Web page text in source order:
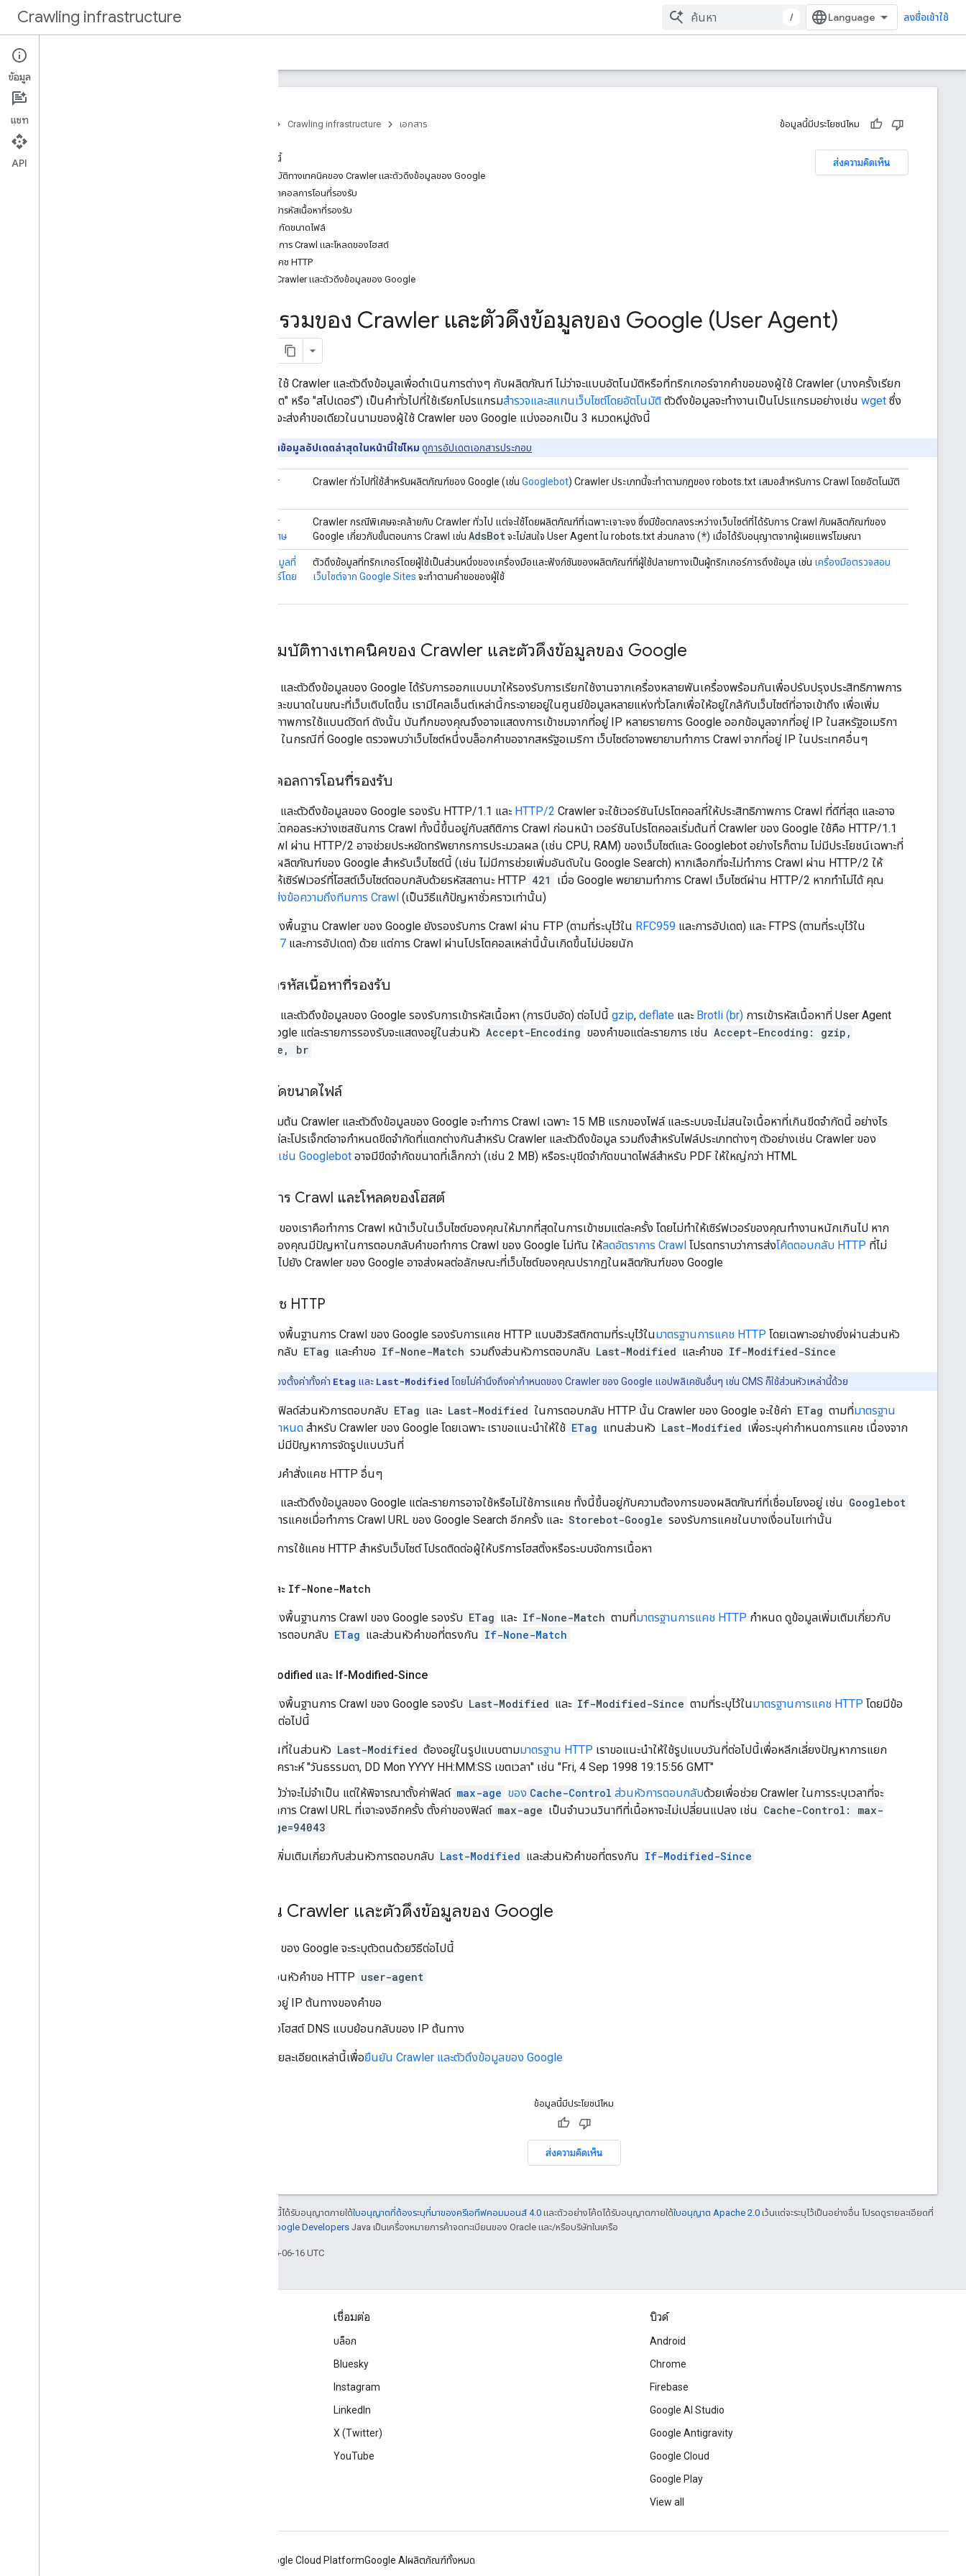
Crawling infrastructure / ลงชื่อเข้าใช้
บทนำ
วิธีการ…
ยืนยันคำขอจาก Google
Crawling infrastructure เอกสาร ข้อมูลนี้มีประโยชน์ไหม
ส่งความคิดเห็น
ในหน้านี้
คุณสมบัติทางเทคนิคของ Crawler และตัวดึงข้อมูลของ Google
โปรโตคอลการโอนที่รองรับ
การเข้ารหัสเนื้อหาที่รองรับ
ขีดจำกัดขนาดไฟล์
อัตราการ Crawl และโหลดของโฮสต์
การแคช HTTP
ยืนยัน Crawler และตัวดึงข้อมูลของ Google
ภาพรวมของ Crawler และตัวดึงข้อมูลของ Google (User Agent)
Google ใช้ Crawler และตัวดึงข้อมูลเพื่อดําเนินการต่างๆ กับผลิตภัณฑ์ ไม่ว่าจะแบบอัตโนมัติหรือที่ทริกเกอร์จากคําขอของผู้ใช้ Crawler (บางครั้งเรียก
ว่า "โรบ็อต" หรือ "สไปเดอร์") เป็นคำทั่วไปที่ใช้เรียกโปรแกรมสำรวจและสแกนเว็บไซต์โดยอัตโนมัติ ตัวดึงข้อมูลจะทำงานเป็นโปรแกรมอย่างเช่น wget ซึ่ง
โดยปกติจะส่งคำขอเดียวในนามของผู้ใช้ Crawler ของ Google แบ่งออกเป็น 3 หมวดหมู่ดังนี้
กำลังมองหาข้อมูลอัปเดตล่าสุดในหน้านี้ใช่ไหม ดูการอัปเดตเอกสารประกอบ
Crawler
Crawler ทั่วไปที่ใช้สำหรับผลิตภัณฑ์ของ Google (เช่น Googlebot) Crawler ประเภทนี้จะทำตามกฎของ robots.txt เสมอสําหรับการ Crawl โดยอัตโนมัติ
Crawler
กรณีพิเศษ
Crawler กรณีพิเศษจะคล้ายกับ Crawler ทั่วไป แต่จะใช้โดยผลิตภัณฑ์ที่เฉพาะเจาะจง ซึ่งมีข้อตกลงระหว่างเว็บไซต์ที่ได้รับการ Crawl กับผลิตภัณฑ์ของ
Google เกี่ยวกับขั้นตอนการ Crawl เช่น AdsBotจะไม่สนใจ User Agent ใน robots.txt ส่วนกลาง (*) เมื่อได้รับอนุญาตจากผู้เผยแพร่โฆษณา
ตัวดึงข้อมูลที่
ทริกเกอร์โดย
ตัวดึงข้อมูลที่ทริกเกอร์โดยผู้ใช้เป็นส่วนหนึ่งของเครื่องมือและฟังก์ชันของผลิตภัณฑ์ที่ผู้ใช้ปลายทางเป็นผู้ทริกเกอร์การดึงข้อมูล เช่น เครื่องมือตรวจสอบ
เว็บไซต์จาก Google Sites จะทำตามคำขอของผู้ใช้
คุณสมบัติทางเทคนิคของ Crawler และตัวดึงข้อมูลของ Google
Crawler และตัวดึงข้อมูลของ Google ได้รับการออกแบบมาให้รองรับการเรียกใช้งานจากเครื่องหลายพันเครื่องพร้อมกันเพื่อปรับปรุงประสิทธิภาพการ
ทำงานและขนาดในขณะที่เว็บเติบโตขึ้น เรามีไคลเอ็นต์เหล่านี้กระจายอยู่ในศูนย์ข้อมูลหลายแห่งทั่วโลกเพื่อให้อยู่ใกล้กับเว็บไซต์ที่อาจเข้าถึง เพื่อเพิ่ม
ประสิทธิภาพการใช้แบนด์วิดท์ ดังนั้น บันทึกของคุณจึงอาจแสดงการเข้าชมจากที่อยู่ IP หลายรายการ Google ออกข้อมูลจากที่อยู่ IP ในสหรัฐอเมริกา
เป็นหลัก ในกรณีที่ Google ตรวจพบว่าเว็บไซต์หนึ่งบล็อกคำขอจากสหรัฐอเมริกา เว็บไซต์อาจพยายามทำการ Crawl จากที่อยู่ IP ในประเทศอื่นๆ
โปรโตคอลการโอนที่รองรับ
Crawler และตัวดึงข้อมูลของ Google รองรับ HTTP/1.1 และ HTTP/2 Crawler จะใช้เวอร์ชันโปรโตคอลที่ให้ประสิทธิภาพการ Crawl ที่ดีที่สุด และอาจ
สลับโปรโตคอลระหว่างเซสชันการ Crawl ทั้งนี้ขึ้นอยู่กับสถิติการ Crawl ก่อนหน้า เวอร์ชันโปรโตคอลเริ่มต้นที่ Crawler ของ Google ใช้คือ HTTP/1.1
การ Crawl ผ่าน HTTP/2 อาจช่วยประหยัดทรัพยากรการประมวลผล (เช่น CPU, RAM) ของเว็บไซต์และ Googlebot อย่างไรก็ตาม ไม่มีประโยชน์เฉพาะที่
เกี่ยวกับผลิตภัณฑ์ของ Google สำหรับเว็บไซต์นี้ (เช่น ไม่มีการช่วยเพิ่มอันดับใน Google Search) หากเลือกที่จะไม่ทำการ Crawl ผ่าน HTTP/2 ให้
กำหนดให้เซิร์ฟเวอร์ที่โฮสต์เว็บไซต์ตอบกลับด้วยรหัสสถานะ HTTP 421
เมื่อ Google พยายามทำการ Crawl เว็บไซต์ผ่าน HTTP/2 หากทําไม่ได้ คุณ
สามารถส่งข้อความถึงทีมการ Crawl (เป็นวิธีแก้ปัญหาชั่วคราวเท่านั้น)
โครงสร้างพื้นฐาน Crawler ของ Google ยังรองรับการ Crawl ผ่าน FTP (ตามที่ระบุไว้ใน RFC959 และการอัปเดต) และ FTPS (ตามที่ระบุไว้ใน
RFC4217 และการอัปเดต) ด้วย แต่การ Crawl ผ่านโปรโตคอลเหล่านี้นั้นเกิดขึ้นไม่บ่อยนัก
การเข้ารหัสเนื้อหาที่รองรับ
Crawler และตัวดึงข้อมูลของ Google รองรับการเข้ารหัสเนื้อหา (การบีบอัด) ต่อไปนี้ gzip, deflate และ Brotli (br) การเข้ารหัสเนื้อหาที่ User Agent
ของ Google แต่ละรายการรองรับจะแสดงอยู่ในส่วนหัว Accept-Encoding ของคำขอแต่ละรายการ เช่น Accept-Encoding: gzip,
deflate, br
ขีดจำกัดขนาดไฟล์
โดยค่าเริ่มต้น Crawler และตัวดึงข้อมูลของ Google จะทำการ Crawl เฉพาะ 15 MB แรกของไฟล์ และระบบจะไม่สนใจเนื้อหาที่เกินขีดจำกัดนี้ อย่างไร
ก็ตาม แต่ละโปรเจ็กต์อาจกำหนดขีดจำกัดที่แตกต่างกันสำหรับ Crawler และตัวดึงข้อมูล รวมถึงสำหรับไฟล์ประเภทต่างๆ ตัวอย่างเช่น Crawler ของ
เช่น Googlebot อาจมีขีดจำกัดขนาดที่เล็กกว่า (เช่น 2 MB) หรือระบุขีดจำกัดขนาดไฟล์สำหรับ PDF ให้ใหญ่กว่า HTML
อัตราการ Crawl และโหลดของโฮสต์
เป้าหมายของเราคือทำการ Crawl หน้าเว็บในเว็บไซต์ของคุณให้มากที่สุดในการเข้าชมแต่ละครั้ง โดยไม่ทําให้เซิร์ฟเวอร์ของคุณทํางานหนักเกินไป หาก
เว็บไซต์ของคุณมีปัญหาในการตอบกลับคำขอทำการ Crawl ของ Google ไม่ทัน ให้ลดอัตราการ Crawl โปรดทราบว่าการส่งโค้ดตอบกลับ HTTP ที่ไม่
เหมาะสมไปยัง Crawler ของ Google อาจส่งผลต่อลักษณะที่เว็บไซต์ของคุณปรากฏในผลิตภัณฑ์ของ Google
การแคช HTTP
โครงสร้างพื้นฐานการ Crawl ของ Google รองรับการแคช HTTP แบบฮิวริสติกตามที่ระบุไว้ในมาตรฐานการแคช HTTP โดยเฉพาะอย่างยิ่งผ่านส่วนหัว
การตอบกลับ ETag และคำขอ If-None-Match รวมถึงส่วนหัวการตอบกลับ Last-Modified และคำขอ If-Modified-Since
หมายเหตุ: ลองตั้งค่าทั้งค่า Etag และ Last-Modified โดยไม่คำนึงถึงค่ากำหนดของ Crawler ของ Google แอปพลิเคชันอื่นๆ เช่น CMS ก็ใช้ส่วนหัวเหล่านี้ด้วย
หากมีทั้งฟิลด์ส่วนหัวการตอบกลับ ETag และ Last-Modified ในการตอบกลับ HTTP นั้น Crawler ของ Google จะใช้ค่า ETag ตามที่มาตรฐาน
HTTP กำหนด สำหรับ Crawler ของ Google โดยเฉพาะ เราขอแนะนำให้ใช้ ETag แทนส่วนหัว Last-Modified เพื่อระบุค่ากำหนดการแคช เนื่องจาก
ไม่มีปัญหาการจัดรูปแบบวันที่
ไม่รองรับคำสั่งแคช HTTP อื่นๆ
Crawler และตัวดึงข้อมูลของ Google แต่ละรายการอาจใช้หรือไม่ใช้การแคช ทั้งนี้ขึ้นอยู่กับความต้องการของผลิตภัณฑ์ที่เชื่อมโยงอยู่ เช่น Googlebot
รองรับการแคชเมื่อทำการ Crawl URL ของ Google Search อีกครั้ง และ Storebot-Google รองรับการแคชในบางเงื่อนไขเท่านั้น
หากต้องการใช้แคช HTTP สําหรับเว็บไซต์ โปรดติดต่อผู้ให้บริการโฮสติ้งหรือระบบจัดการเนื้อหา
และ If-None-Match
โครงสร้างพื้นฐานการ Crawl ของ Google รองรับ ETag และ If-None-Match ตามที่มาตรฐานการแคช HTTP กำหนด ดูข้อมูลเพิ่มเติมเกี่ยวกับ
ส่วนหัวการตอบกลับ ETag และส่วนหัวคําขอที่ตรงกัน If-None-Match
Last-Modified และ If-Modified-Since
โครงสร้างพื้นฐานการ Crawl ของ Google รองรับ Last-Modified และ If-Modified-Since ตามที่ระบุไว้ในมาตรฐานการแคช HTTP โดยมีข้อ
ควรระวังต่อไปนี้
วันที่ในส่วนหัว Last-Modified ต้องอยู่ในรูปแบบตามมาตรฐาน HTTP เราขอแนะนำให้ใช้รูปแบบวันที่ต่อไปนี้เพื่อหลีกเลี่ยงปัญหาการแยก
วิเคราะห์ "วันธรรมดา, DD Mon YYYY HH:MM:SS เขตเวลา" เช่น "Fri, 4 Sep 1998 19:15:56 GMT"
แม้ว่าจะไม่จําเป็น แต่ให้พิจารณาตั้งค่าฟิลด์ max-age ของ Cache-Control ส่วนหัวการตอบกลับด้วยเพื่อช่วย Crawler ในการระบุเวลาที่จะ
ทำการ Crawl URL ที่เจาะจงอีกครั้ง ตั้งค่าของฟิลด์ max-age เป็นจำนวนวินาทีที่เนื้อหาจะไม่เปลี่ยนแปลง เช่น Cache-Control: max-
age=94043
ดูข้อมูลเพิ่มเติมเกี่ยวกับส่วนหัวการตอบกลับ Last-Modified และส่วนหัวคําขอที่ตรงกัน If-Modified-Since
ยืนยัน Crawler และตัวดึงข้อมูลของ Google
Crawler ของ Google จะระบุตัวตนด้วยวิธีต่อไปนี้
ส่วนหัวคำขอ HTTP user-agent
ที่อยู่ IP ต้นทางของคำขอ
ชื่อโฮสต์ DNS แบบย้อนกลับของ IP ต้นทาง
ดูวิธีใช้รายละเอียดเหล่านี้เพื่อยืนยัน Crawler และตัวดึงข้อมูลของ Google
ข้อมูลนี้มีประโยชน์ไหม
ส่งความคิดเห็น
เนื้อหาของหน้าเว็บนี้ได้รับอนุญาตภายใต้ใบอนุญาตที่ต้องระบุที่มาของครีเอทีฟคอมมอนส์ 4.0 และตัวอย่างโค้ดได้รับอนุญาตภายใต้ใบอนุญาต Apache 2.0 เว้นแต่จะระบุไว้เป็นอย่างอื่น โปรดดูรายละเอียดที่
นโยบายเว็บไซต์ Google Developers Java เป็นเครื่องหมายการค้าจดทะเบียนของ Oracle และ/หรือบริษัทในเครือ
อัปเดตล่าสุด 2026-06-16 UTC
เชื่อมต่อ
บล็อก
Bluesky
Instagram
LinkedIn
X (Twitter)
YouTube
บิวด์
Android
Chrome
Firebase
Google AI Studio
Google Antigravity
Google Cloud
Google Play
View all
Google Cloud PlatformGoogle AI ผลิตภัณฑ์ทั้งหมด
ข้อมูล
แชท
API